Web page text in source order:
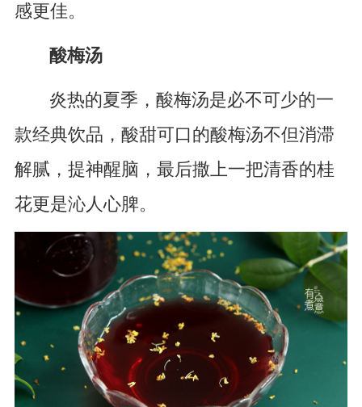
感更佳。
酸梅汤
炎热的夏季，酸梅汤是必不可少的一
款经典饮品，酸甜可口的酸梅汤不但消滞
解腻，提神醒脑，最后撒上一把清香的桂
花更是沁人心脾。